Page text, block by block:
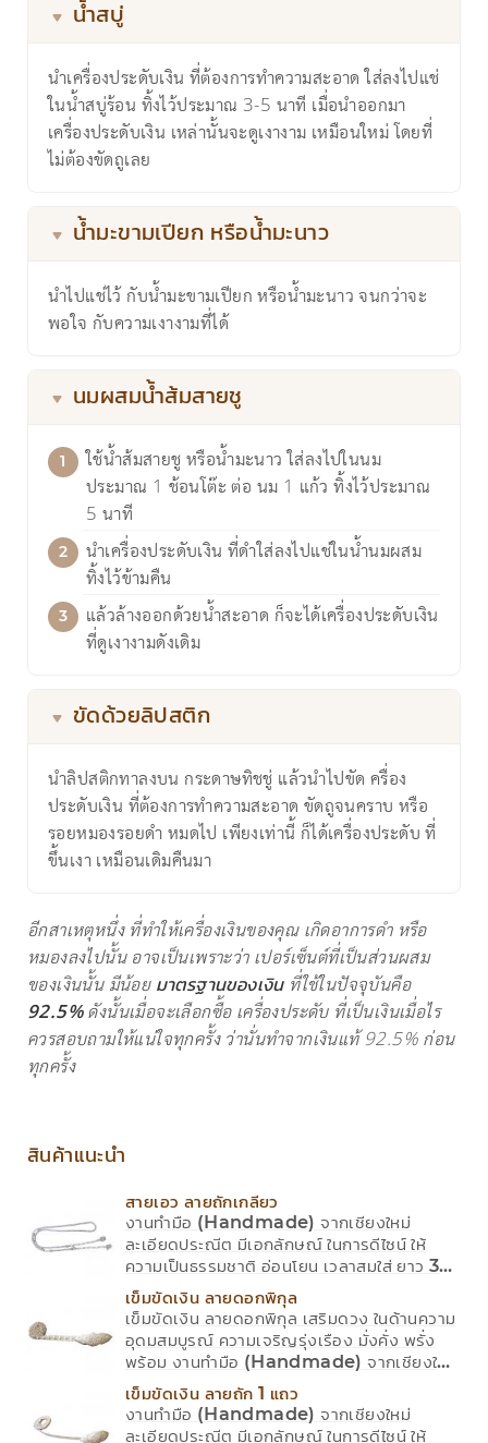
น้ำสบู่
นำเครื่องประดับเงิน ที่ต้องการทำความสะอาด ใส่ลงไปแช่
ในน้ำสบู่ร้อน ทิ้งไว้ประมาณ 3-5 นาที เมื่อนำออกมา
เครื่องประดับเงิน เหล่านั้นจะดูเงางาม เหมือนใหม่ โดยที่
ไม่ต้องขัดถูเลย
น้ำมะขามเปียก หรือน้ำมะนาว
นำไปแช่ไว้ กับน้ำมะขามเปียก หรือน้ำมะนาว จนกว่าจะ
พอใจ กับความเงางามที่ได้
นมผสมน้ำส้มสายชู
ใช้น้ำส้มสายชู หรือน้ำมะนาว ใส่ลงไปในนม
ประมาณ 1 ช้อนโต๊ะ ต่อ นม 1 แก้ว ทิ้งไว้ประมาณ
5 นาที
นำเครื่องประดับเงิน ที่ดำใส่ลงไปแช่ในน้ำนมผสม
ทิ้งไว้ข้ามคืน
แล้วล้างออกด้วยน้ำสะอาด ก็จะได้เครื่องประดับเงิน
ที่ดูเงางามดังเดิม
ขัดด้วยลิปสติก
นำลิปสติกทาลงบน กระดาษทิชชู่ แล้วนำไปขัด ครื่อง
ประดับเงิน ที่ต้องการทำความสะอาด ขัดถูจนคราบ หรือ
รอยหมองรอยดำ หมดไป เพียงเท่านี้ ก็ได้เครื่องประดับ ที่
ขึ้นเงา เหมือนเดิมคืนมา
อีกสาเหตุหนึ่ง ที่ทำให้เครื่องเงินของคุณ เกิดอาการดำ หรือ
หมองลงไปนั้น อาจเป็นเพราะว่า เปอร์เซ็นต์ที่เป็นส่วนผสม
ของเงินนั้น มีน้อย มาตรฐานของเงินที่ใช้ในปัจจุบันคือ
92.5%ดังนั้นเมื่อจะเลือกซื้อ เครื่องประดับ ที่เป็นเงินเมื่อไร
ควรสอบถามให้แน่ใจทุกครั้ง ว่านั่นทำจากเงินแท้ 92.5% ก่อน
ทุกครั้ง
สินค้าแนะนำ
สายเอว ลายถักเกลียว
งานทำมือ (Handmade) จากเชียงใหม่
ละเอียดประณีต มีเอกลักษณ์ ในการดีไซน์ ให้
ความเป็นธรรมชาติ อ่อนโยน เวลาสมใส่ ยาว 32
นิ้ว มีใบการันตีสินต้า
เข็มขัดเงิน ลายดอกพิกุล
เข็มขัดเงิน ลายดอกพิกุล เสริมดวง ในด้านความ
อุดมสมบูรณ์ ความเจริญรุ่งเรือง มั่งคั่ง พรั่ง
พร้อม งานทำมือ (Handmade) จากเชียงใหม่
ละเอียดประณีต มีเอกลักษณ์ ในการดีไซน์ ให้
ความเป็นธรรมชาติ อ่อนโยน เวลาสมใส่ ยาว 38
นิ้ว กว้าง 2 ซม. มีใบการันตีสินต้า
เข็มขัดเงิน ลายถัก 1 แถว
งานทำมือ (Handmade) จากเชียงใหม่
ละเอียดประณีต มีเอกลักษณ์ ในการดีไซน์ ให้